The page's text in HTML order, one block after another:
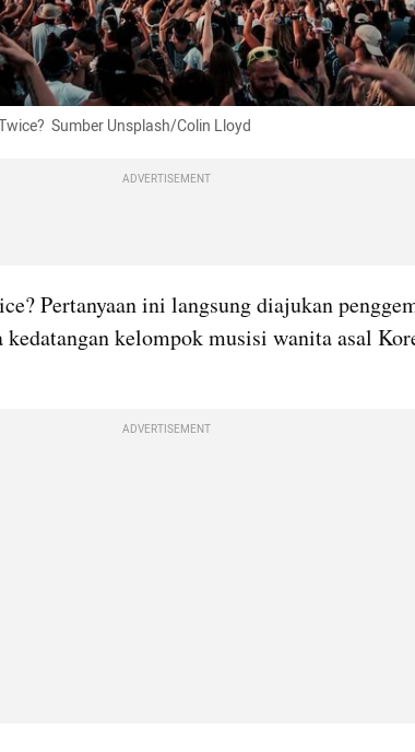
Sumber Unsplash/Colin Lloyd
ADVERTISEMENT
Pertanyaan ini langsung diajukan
kedatangan kelompok musisi wanita asal
ADVERTISEMENT